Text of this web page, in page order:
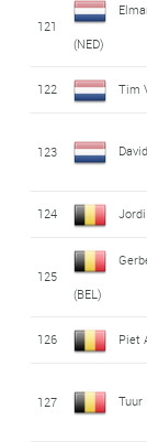
121
(NED)
122 Tim
123
124 Jordi
125
(BEL)
126 Piet
127 Tuur